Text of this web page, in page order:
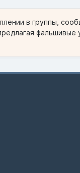
в группы,
фальшивые